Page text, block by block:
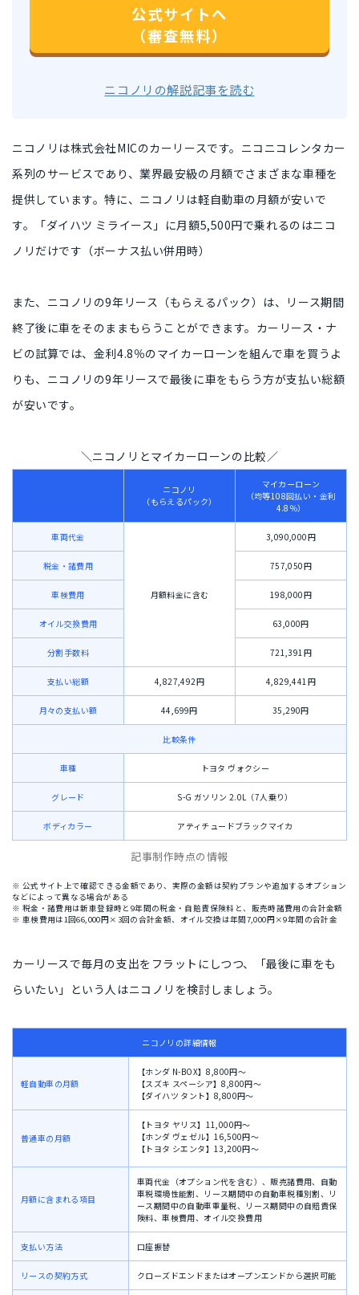
公式サイトへ
（審査無料）
ニコノリの解説記事を読む
ニコノリは株式会社MICのカーリースです。ニコニコレンタカー
系列のサービスであり、業界最安級の月額でさまざまな車種を
提供しています。特に、ニコノリは軽自動車の月額が安いで
す。
「ダイハツ ミライース」に月額5,500円で乗れるのはニコ
ノリだ けです（ボーナス払い併用時）
また、 ニコノリの9年リース（もらえるパック）は、リース期間
終了後に車をそのままもらう ことができます。カーリース・ナ
ビの試算では、 金利4.8％のマイカーローンを組んで車を買うよ
りも、 ニコノリの9年リースで最後に車をもらう方が支払い総額
が安いです。
＼ニコノリとマイカーローンの比較／
ニコノリ
（もらえるパック）
マイカーローン
（均等108回払い・金利
4.8％）
車両代金
月額料金に含む
3,090,000円
税金・諸費用 757,050円
車検費用 198,000円
オイル交換費用 63,000円
分割手数料 721,391円
支払い総額 4,827,492円 4,829,441円
月々の支払い額 44,699円 35,290円
比較条件
車種 トヨタ ヴォクシー
グレード S-G ガソリン 2.0L（7人乗り）
ボディカラー アティチュードブラックマイカ
記事制作時点の情報
※ 公式サイト上で確認できる金額であり、実際の金額は契約プランや追加するオプション
などによって異なる場合がある
※ 税金・諸費用は新車登録時と9年間の税金・自賠責保険料と、販売時諸費用の合計金額
※ 車検費用は1回66,000円×3回の合計金額、オイル交換は年間7,000円×9年間の合計金
カーリースで毎月の支出をフラットにしつつ、
「最後に車をも
らいたい」という人はニコノリを検討 しましょう。
ニコノリの詳細情報
軽自動車の月額
【ホンダ N-BOX】8,800円〜
【スズキ スペーシア】8,800円〜
【ダイハツ タント】8,800円〜
普通車の月額
【トヨタ ヤリス】11,000円〜
【ホンダ ヴェゼル】16,500円〜
【トヨタ シエンタ】13,200円〜
月額に含まれる項目
車両代金（オプション代を含む）、 販売諸費用、 自動
車税環境性能割、 リース期間中の自動車税種別割、 リ
ース期間中の自動車重量税、 リース期間中の自賠責保
険料、車検費用、オイル交換費用
支払い方法 口座振替
リースの契約方式 クローズドエンドまたはオープンエンドから選択可能